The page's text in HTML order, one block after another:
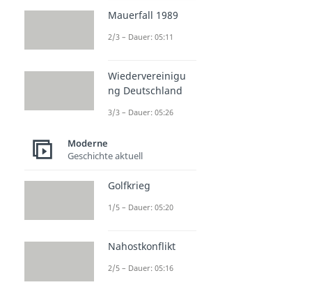
Mauerfall 1989
2/3 – Dauer: 05:11
Wiedervereinigu
ng Deutschland
3/3 – Dauer: 05:26
Moderne
Geschichte aktuell
Golfkrieg
1/5 – Dauer: 05:20
Nahostkonflikt
2/5 – Dauer: 05:16